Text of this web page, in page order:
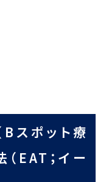
スポット療
（EAT；イー